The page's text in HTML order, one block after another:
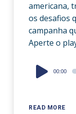
americana,
os desafios
campanha
Aperte o
READ MORE
Audio
Player
00:00